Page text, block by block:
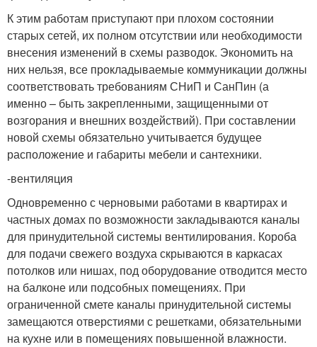
К этим работам приступают при плохом состоянии
старых сетей, их полном отсутствии или необходимости
внесения изменений в схемы разводок. Экономить на
них нельзя, все прокладываемые коммуникации должны
соответствовать требованиям СНиП и СанПин (а
именно – быть закрепленными, защищенными от
возгорания и внешних воздействий). При составлении
новой схемы обязательно учитывается будущее
расположение и габариты мебели и сантехники.
-вентиляция
Одновременно с черновыми работами в квартирах и
частных домах по возможности закладываются каналы
для принудительной системы вентилирования. Короба
для подачи свежего воздуха скрываются в каркасах
потолков или нишах, под оборудование отводится место
на балконе или подсобных помещениях. При
ограниченной смете каналы принудительной системы
замещаются отверстиями с решетками, обязательными
на кухне или в помещениях повышенной влажности.